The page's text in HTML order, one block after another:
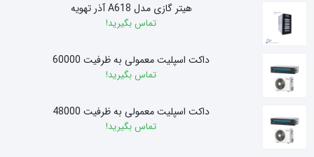
هیتر گازی مدل A618 آذر تهویه
تماس بگیرید!
داکت اسپلیت معمولی به ظرفیت 60000
تماس بگیرید!
داکت اسپلیت معمولی به ظرفیت 48000
تماس بگیرید!